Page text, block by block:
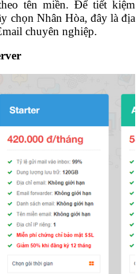
tên miền. Để tiết kiệm
chọn Nhân Hòa, đây là địa
chuyên nghiệp.